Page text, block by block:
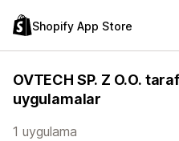
Shopify App Store
OVTECH SP. Z O.O.
uygulamalar
1 uygulama